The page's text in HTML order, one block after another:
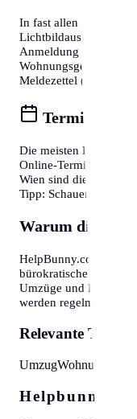
In fast allen Fällen
Lichtbildausweis
Anmeldung eines
Meldezettel (in AT)
Termine
Die meisten
Online-
Wien sind diese oft
Tipp: Schauen Sie
Warum diese
HelpBunny.com hat es
bürokratische Hürden
Umzüge und
werden regelmäßig
Relevante
UmzugWohnung